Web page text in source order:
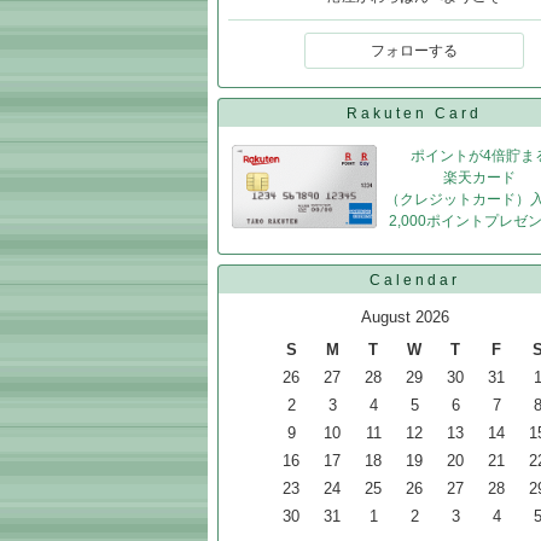
フォローする
Rakuten Card
ポイントが4倍貯ま
楽天カード
（クレジットカード）
2,000ポイントプレゼン
Calendar
August 2026
S
M T W T F
S
26
27 28 29 30 31
1
2
3 4 5 6 7
8
9
10 11 12 13 14
16
17 18 19 20 21
23
24 25 26 27 28
30
31 1 2 3 4 5